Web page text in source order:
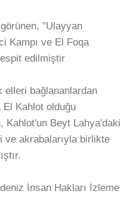
"Ulayyan
Kampı ve El Foqa
edilmiştir
elleri bağlananlardan
Kahlot olduğu
Kahlot'un Beyt Lahya'daki
ve akrabalarıyla birlikte
İnsan Hakları İzleme